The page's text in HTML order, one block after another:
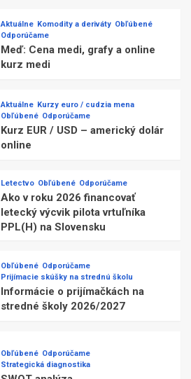
Aktuálne Komodity a deriváty Obľúbené
Odporúčame
Meď: Cena medi, grafy a online
kurz medi
Aktuálne Kurzy euro / cudzia mena
Obľúbené Odporúčame
Kurz EUR / USD – americký dolár
online
Letectvo Obľúbené Odporúčame
Ako v roku 2026 financovať
letecký výcvik pilota vrtuľníka
PPL(H) na Slovensku
Obľúbené Odporúčame
Prijímacie skúšky na strednú školu
Informácie o prijímačkách na
stredné školy 2026/2027
Obľúbené Odporúčame
Strategická diagnostika